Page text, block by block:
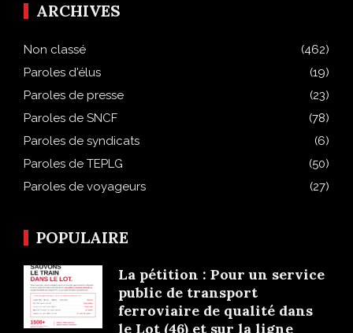
ARCHIVES
Non classé
(462)
Paroles d'élus
(19)
Paroles de presse
(23)
Paroles de SNCF
(78)
Paroles de syndicats
(6)
Paroles de TEPLG
(50)
Paroles de voyageurs
(27)
POPULAIRE
La pétition : Pour un service
public de transport
ferroviaire de qualité dans
le Lot (46) et sur la ligne